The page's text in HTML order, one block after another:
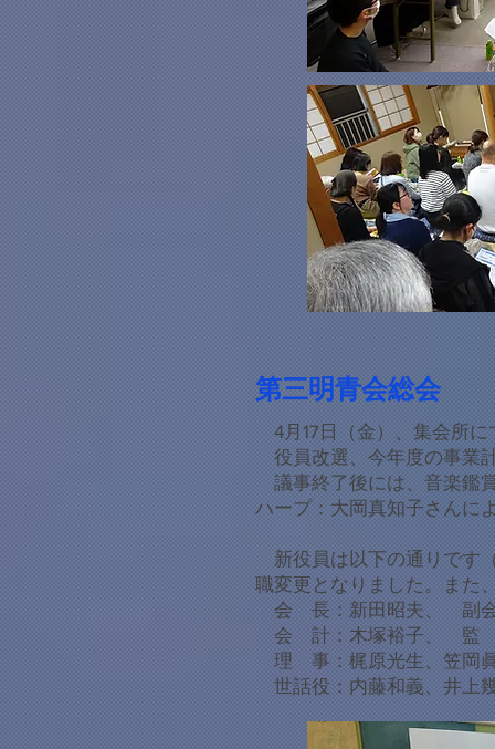
第三明青会総会
4月17日（金）、集会所に
役員改選、今年度の事業
議事終了後には、音楽鑑
ハープ：大岡真知子さんに
新役員は以下の通りです
職変更となりました。また
会 長：新田昭夫、 副会
会 計：木塚裕子、 監
理 事：梶原光生、笠岡
世話役：内藤和義、井上